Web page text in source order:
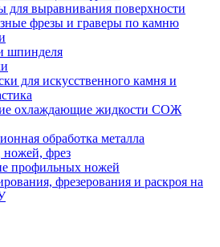
для выравнивания поверхности
фрезы и граверы по камню
шпинделя
для искусственного камня и
охлаждающие жидкости СОЖ
обработка металла
ножей, фрез
профильных ножей
фрезерования и раскроя на